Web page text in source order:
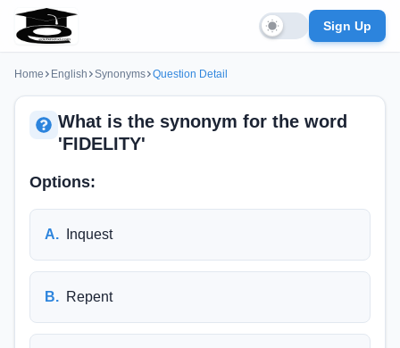
Sign Up
Home English Synonyms Question Detail
What is the synonym for the word
'FIDELITY'
Options:
A. Inquest
B. Repent